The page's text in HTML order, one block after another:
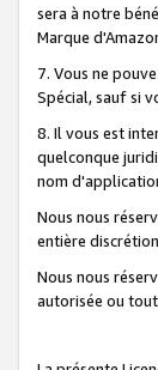
sera à notre
Marque
7. Vous ne
Spécial, sauf si
8. Il vous est
quelconque
nom
Nous nous
entière
Nous nous
autorisée ou